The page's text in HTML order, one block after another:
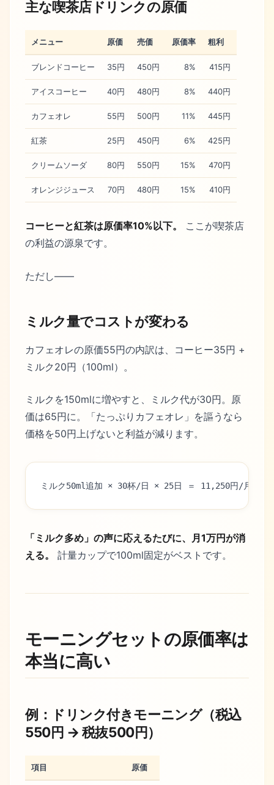
主な喫茶店ドリンクの原価
メニュー 原価 売価 原価率 粗利
ブレンドコーヒー 35円 450円 8% 415円
アイスコーヒー 40円 480円 8% 440円
カフェオレ 55円 500円 11% 445円
紅茶 25円 450円 6% 425円
クリームソーダ 80円 550円 15% 470円
オレンジジュース 70円 480円 15% 410円
コーヒーと紅茶は原価率10%以下。
ここが喫茶店
の利益の源泉です。
ただし——
ミルク量でコストが変わる
カフェオレの原価55円の内訳は、コーヒー35円 +
ミルク20円（100ml）。
ミルクを150mlに増やすと、ミルク代が30円。原
価は65円に。「たっぷりカフェオレ」を謳うなら
価格を50円上げないと利益が減ります。
ミルク50ml追加 × 30杯/日 × 25日 ＝ 11,250円/月
「ミルク多め」の声に応えるたびに、月1万円が消
える。
計量カップで100ml固定がベストです。
モーニングセットの原価率は
本当に高い
例：ドリンク付きモーニング（税込
550円 → 税抜500円）
項目 原価